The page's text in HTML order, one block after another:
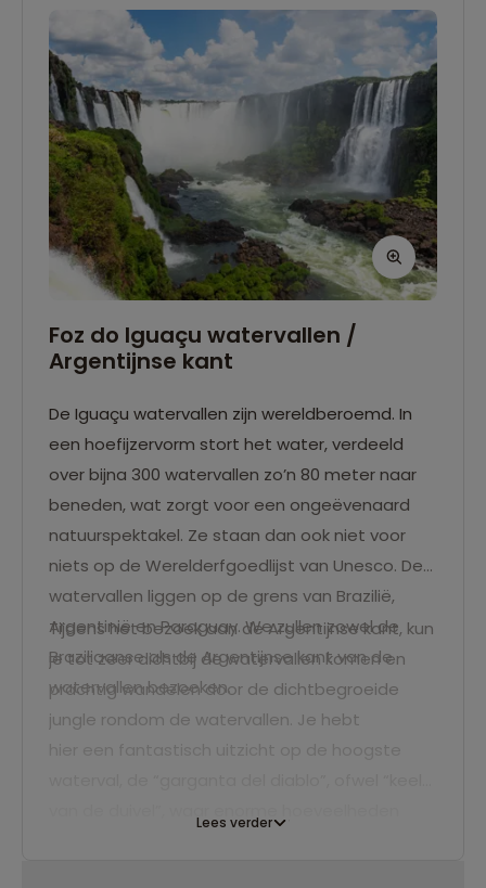
Foz do Iguaçu watervallen /
Argentijnse kant
De Iguaçu watervallen zijn wereldberoemd. In
een hoefijzervorm stort het water, verdeeld
over bijna 300 watervallen zo’n 80 meter naar
beneden, wat zorgt voor een ongeëvenaard
natuurspektakel. Ze staan dan ook niet voor
niets op de Werelderfgoedlijst van Unesco. De
watervallen liggen op de grens van Brazilië,
Argentinië en Paraguay. We zullen zowel de
Braziliaanse als de Argentijnse kant van de
watervallen bezoeken.
Tijdens het bezoek aan de Argentijnse kant, kun
je tot zeer dichtbij de watervallen komen en
prachtig wandelen door de dichtbegroeide
jungle rondom de watervallen. Je hebt
Lees verder